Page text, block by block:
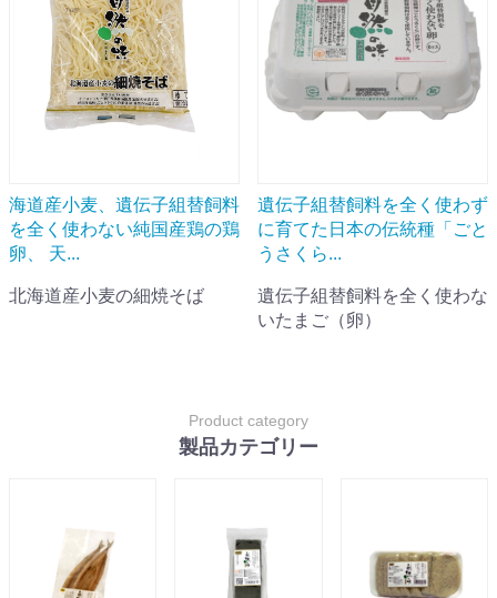
海道産小麦、遺伝子組替飼料
を全く使わない純国産鶏の鶏
卵、 天...
北海道産小麦の細焼そば
遺伝子組替飼料を全く使わず
に育てた日本の伝統種「ごと
うさくら...
遺伝子組替飼料を全く使わな
いたまご（卵）
Product category
製品カテゴリー